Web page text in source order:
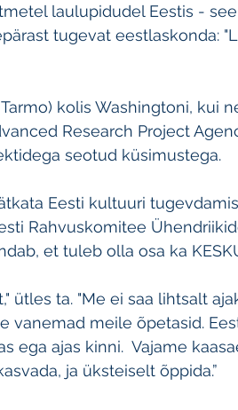
laulupidudel Eestis -
tugevat eestlaskonda:
kolis Washingtoni, kui
Research Project
seotud küsimustega.
Eesti kultuuri
Rahvuskomitee
et tuleb olla osa ka
ütles ta. "Me ei saa lihtsalt
vanemad meile õpetasid.
ega ajas kinni.  Vajame
ja üksteiselt õppida.”